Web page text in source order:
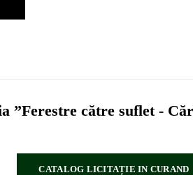
”Ferestre către suflet -
CATALOG LICITAȚIE IN CURAND